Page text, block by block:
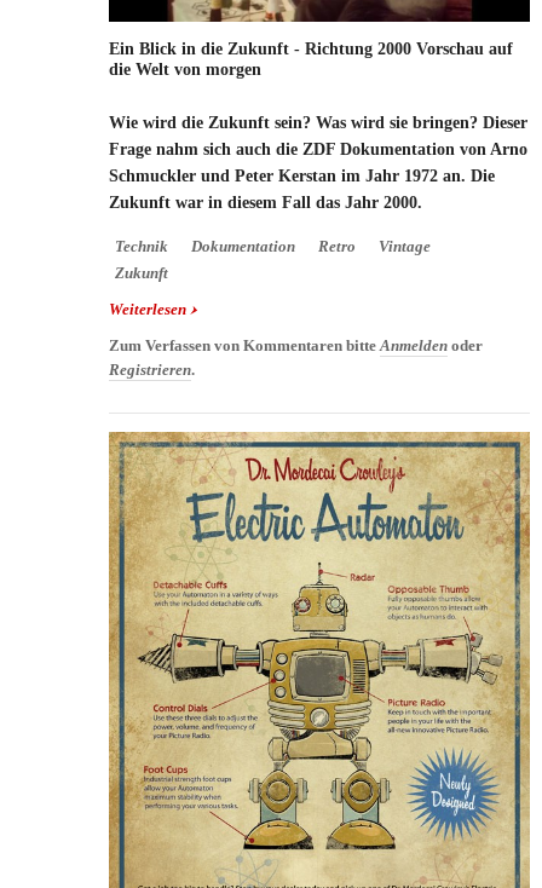
Ein Blick in die Zukunft - Richtung 2000 Vorschau auf
die Welt von morgen
Wie wird die Zukunft sein? Was wird sie bringen? Dieser
Frage nahm sich auch die ZDF Dokumentation von Arno
Schmuckler und Peter Kerstan im Jahr 1972 an. Die
Zukunft war in diesem Fall das Jahr 2000.
Technik Dokumentation Retro
Vintage
Zukunft
Weiterlesen über Ein Blick in die Zukunft - Richtung 2000
Zum Verfassen von Kommentaren bitteAnmelden oder
Registrieren.